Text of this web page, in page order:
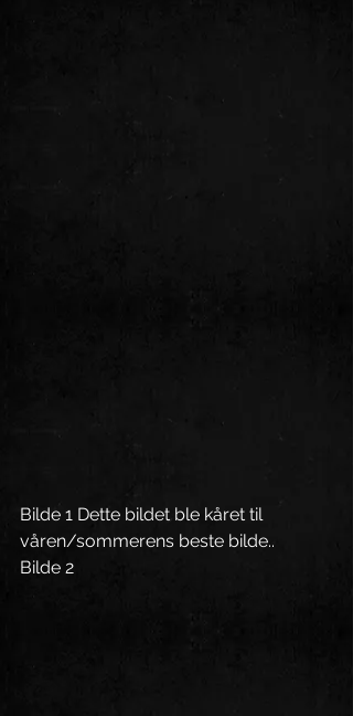
Bilde 1 Dette bildet ble kåret til
våren/sommerens beste bilde..
Bilde 2